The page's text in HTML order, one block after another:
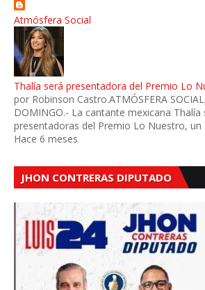
Atmósfera Social
Thalía será presentadora del Premio Lo
por Robinson Castro.ATMÓSFERA
DOMINGO.- La cantante mexicana Thalía
presentadoras del Premio Lo Nuestro, un
Hace 6 meses
JHON CONTRERAS DIPUTADO